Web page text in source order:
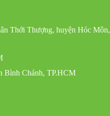
Thới Thượng, huyện Hóc Môn,
Bình Chánh, TP.HCM